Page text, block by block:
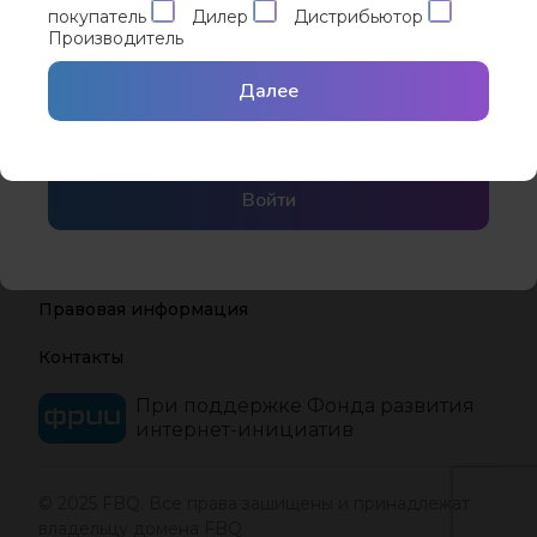
При поддержке Фонда развития
интернет-инициатив
Правовая информация
Контакты
Запомнить меня
Вход с помощью
Войти
Сбросить пароль
покупатель
Дилер
Дистрибьютор
Производитель
Далее